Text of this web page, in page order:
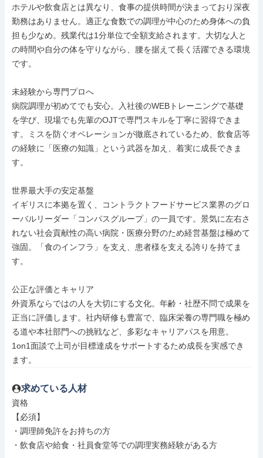
ホテルや飲食店とは異なり、食事の提供時間が決まっており深夜
勤務はありません。適正な食数での調理が中心のため身体への負
担も少なめ。残業代は1分単位で全額支給されます。大切な人と
の時間や自分の体を守りながら、腰を据えて長く活躍できる環境
です。
未経験から専門プロへ
病院調理が初めてでも安心。入社後のWEBトレーニングで基礎
を学び、現場でも先輩のOJTで専門スキルを丁寧に習得できま
す。ミスを防ぐオペレーションが徹底されているため、飲食店等
の経験に「医療の知識」という武器を加え、着実に成長できま
す。
世界最大手の安定基盤
イギリスに本拠を置く、コントラクトフードサービス業界のグロ
ーバルリーダー「コンパスグループ」の一員です。景気に左右さ
れない社会貢献性の高い病院・医療分野のため経営基盤は極めて
強固。「食のインフラ」を支え、患者様を支える誇りを持てま
す。
公正な評価とキャリア
外資系ならではの人を大切にする文化。年齢・社歴不問で成果を
正当に評価します。社内研修も豊富で、臨床栄養の専門職を極め
る道や本社部門への挑戦など、多彩なキャリアパスを用意。
1on1面談で上司が目標達成をサポートするため成長を実感でき
ます。
求めている人材
資格
【必須】
・調理師免許をお持ちの方
・飲食店や給食・社員食堂等での調理実務経験がある方